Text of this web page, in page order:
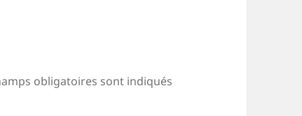
obligatoires sont indiqués